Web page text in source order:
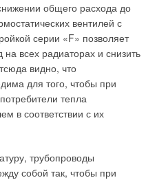
общего расхода до
вентилей с
серии «F» позволяет
всех радиаторах и снизить
видно, что
для того, чтобы при
тепла
в соответствии с их
трубопроводы
собой так, чтобы при